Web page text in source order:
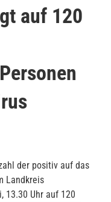
auf 120
der positiv auf das
Landkreis
13.30 Uhr auf 120